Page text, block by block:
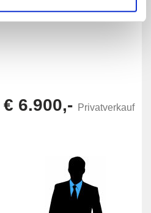
€ 6.900,- Privatverkauf